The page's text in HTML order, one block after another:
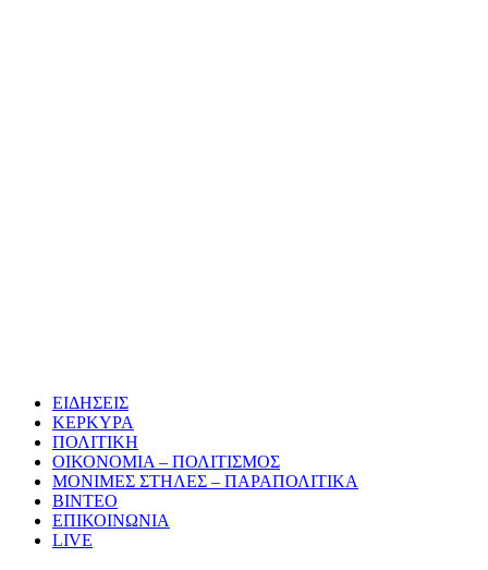
ΕΙΔΗΣΕΙΣ
ΚΕΡΚΥΡΑ
ΠΟΛΙΤΙΚΗ
ΟΙΚΟΝΟΜΙΑ – ΠΟΛΙΤΙΣΜΟΣ
ΜΟΝΙΜΕΣ ΣΤΗΛΕΣ – ΠΑΡΑΠΟΛΙΤΙΚΑ
ΒΙΝΤΕΟ
ΕΠΙΚΟΙΝΩΝΙΑ
LIVE